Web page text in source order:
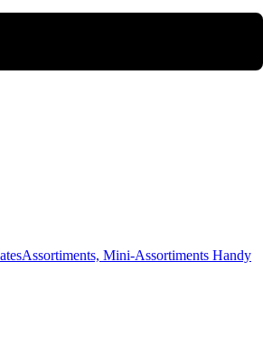
Assortiments, Mini-Assortiments Handy